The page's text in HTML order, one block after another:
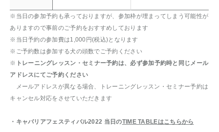
※当日の参加予約も承っておりますが、参加枠が埋まってしまう可能性が
ありますので事前のご予約をおすすめしております
※当日予約の参加費は1,000円(税込)となります
※ご予約数は参加する犬の頭数でご予約ください
※ トレーニングレッスン・セミナー予約は、必ず参加予約時と同じメール
アドレスにてご予約ください
メールアドレスが異なる場合、トレーニングレッスン・セミナー予約は
キャンセル対応をさせていただきます
・キャバリアフェスティバル2022 当日のTIME TABLEはこちらから